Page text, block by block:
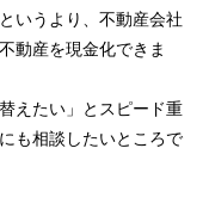
いうより、不動産会社
動産を現金化できま
えたい」とスピード重
も相談したいところで